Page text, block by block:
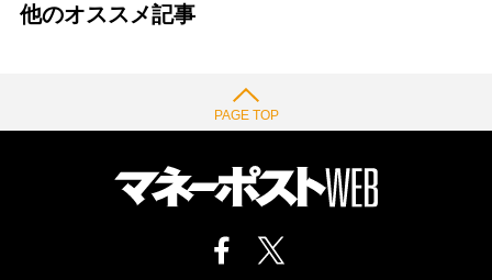
他のオススメ記事
PAGE TOP